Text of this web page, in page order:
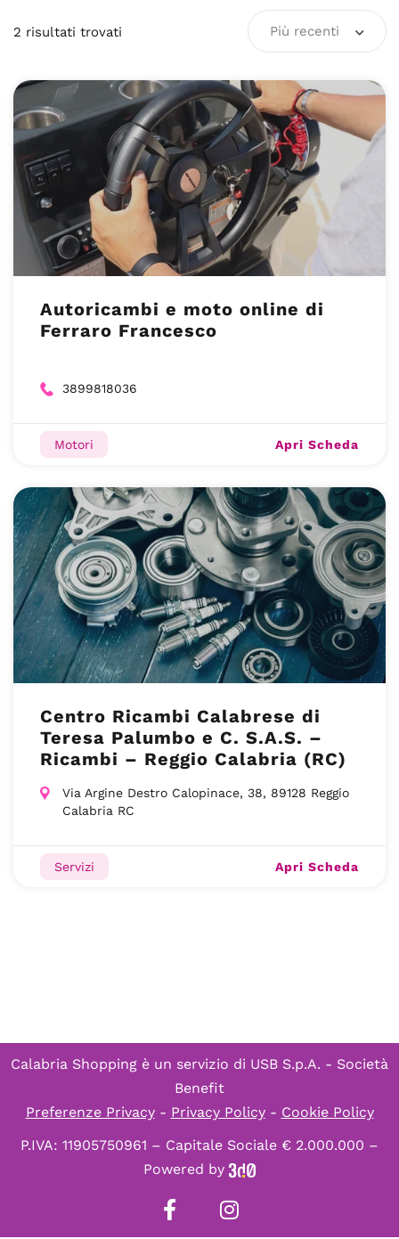
2 risultati trovati Più recenti
Autoricambi e moto online di
Ferraro Francesco
3899818036
Motori Apri Scheda
Centro Ricambi Calabrese di
Teresa Palumbo e C. S.A.S. –
Ricambi – Reggio Calabria (RC)
Via Argine Destro Calopinace, 38, 89128 Reggio
Calabria RC
Servizi Apri Scheda
Calabria Shopping è un servizio di USB S.p.A. - Società
Benefit
Preferenze Privacy- Privacy Policy- Cookie Policy
P.IVA: 11905750961 – Capitale Sociale € 2.000.000 –
Powered by